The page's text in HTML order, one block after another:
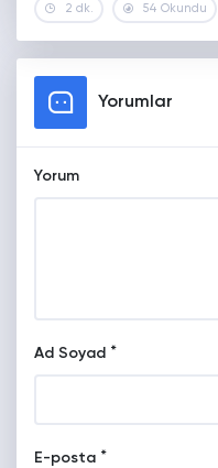
2 dk. 54 Okundu
Yorumlar
Yorum
Ad Soyad *
E-posta *